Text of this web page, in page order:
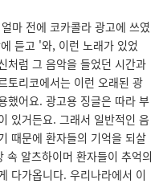
마 전에 코카콜라 광고에 쓰였
듣고 '와, 이런 노래가 있었
처럼 그 음악을 들었던 시간과
토리코에서는 이런 오래된 광
했어요. 광고용 징글은 따라 부
있거든요. 그래서 일반적인 음
때문에 환자들의 기억을 되살
속 알츠하이머 환자들이 추억의
다가옵니다. 우리나라에서 이